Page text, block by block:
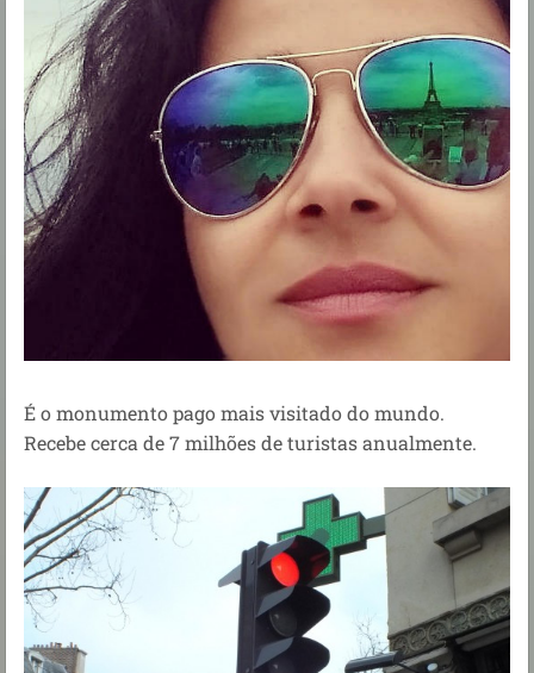
É o monumento pago mais visitado do mundo.
Recebe cerca de 7 milhões de turistas anualmente.